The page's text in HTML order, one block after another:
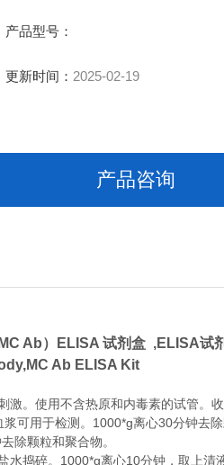
产品型号：
更新时间： 2025-02-19
产品咨询
Ab）ELISA 试剂盒 ,ELISA试
Ab ELISA Kit
使用不含热原和内毒素的试管。收
用于检测。1000*g离心30分钟去除
颗粒和聚合物。
碎。1000*g离心10分钟，取上清液